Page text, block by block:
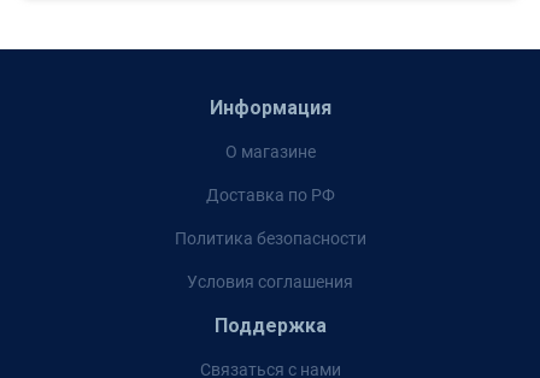
Информация
О магазине
Доставка по РФ
Политика безопасности
Условия соглашения
Поддержка
Связаться с нами